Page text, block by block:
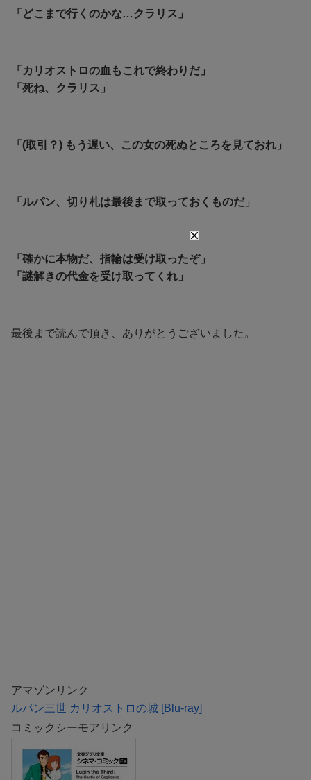
「どこまで行くのかな…クラリス」
「カリオストロの血もこれで終わりだ」
「死ね、クラリス」
「(取引？) もう遅い、この女の死ぬところを見ておれ」
「ルパン、切り札は最後まで取っておくものだ」
「確かに本物だ、指輪は受け取ったぞ」
「謎解きの代金を受け取ってくれ」
最後まで読んで頂き、ありがとうございました。
アマゾンリンク
ルパン三世 カリオストロの城 [Blu-ray]
コミックシーモアリンク